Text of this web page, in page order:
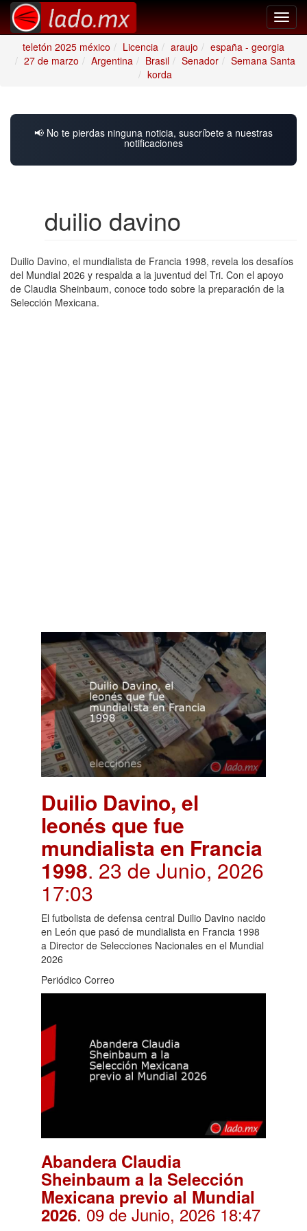
teletón 2025 méxico
Licencia araujo
españa - georgia
27 de marzo
Argentina Brasil Senador
Semana Santa
korda
📢 No te pierdas ninguna noticia, suscríbete a nuestras
notificaciones
duilio davino
Duilio Davino, el mundialista de Francia 1998, revela los desafíos
del Mundial 2026 y respalda a la juventud del Tri. Con el apoyo
de Claudia Sheinbaum, conoce todo sobre la preparación de la
Selección Mexicana.
Duilio Davino, el
leonés que fue
mundialista en Francia
1998. 23 de Junio, 2026
17:03
El futbolista de defensa central Duilio Davino nacido
en León que pasó de mundialista en Francia 1998
a Director de Selecciones Nacionales en el Mundial
2026
Periódico Correo
Abandera Claudia
Sheinbaum a la Selección
Mexicana previo al Mundial
2026. 09 de Junio, 2026 18:47